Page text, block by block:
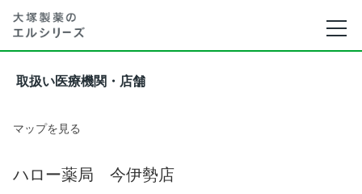
取扱い医療機関・店舗
マップを見る
ハロー薬局 今伊勢店